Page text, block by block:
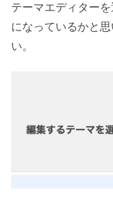
テーマエディター
になっているかと
い。